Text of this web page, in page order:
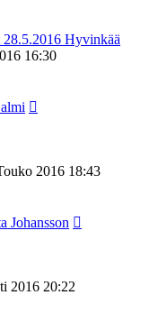
Hyvinkää
16:30
2016 18:43
Johansson
2016 20:22